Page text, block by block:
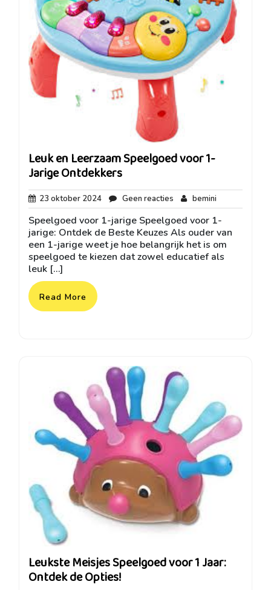
Leuk en Leerzaam Speelgoed voor 1-
Jarige Ontdekkers
23 oktober 202423
oktober
2024
Geen reacties Geen
reacties
bemini
Speelgoed voor 1-jarige Speelgoed voor 1-
jarige: Ontdek de Beste Keuzes Als ouder van
een 1-jarige weet je hoe belangrijk het is om
speelgoed te kiezen dat zowel educatief als
leuk […]
Read More
Leukste Meisjes Speelgoed voor 1 Jaar:
Ontdek de Opties!